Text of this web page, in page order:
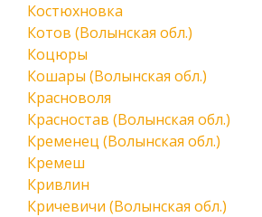
Костюхновка
Котов (Волынская обл.)
Коцюры
Кошары (Волынская обл.)
Красноволя
Красностав (Волынская обл.)
Кременец (Волынская обл.)
Кремеш
Кривлин
Кричевичи (Волынская обл.)